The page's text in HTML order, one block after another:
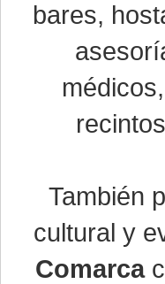
bares,
También
cultural y
Comarca